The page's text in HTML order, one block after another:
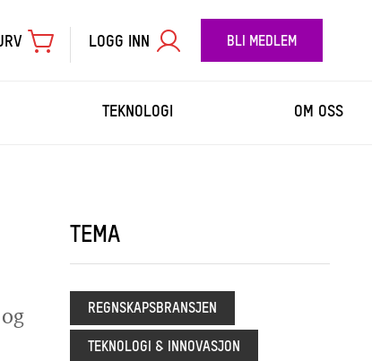
LOGG INN BLI MEDLEM
TEKNOLOGI OM OSS
TEMA
REGNSKAPSBRANSJEN
TEKNOLOGI & INNOVASJON